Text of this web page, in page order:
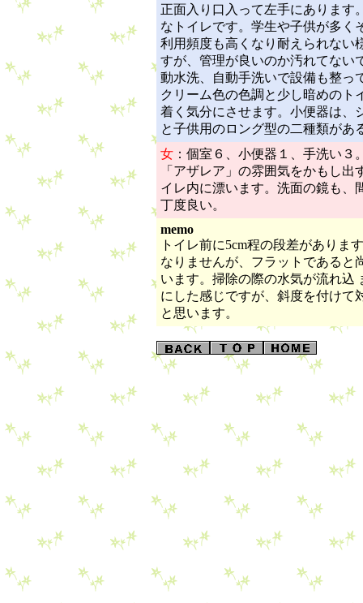
正面入り口入って左手にあります
なトイレです。学生や子供が多く
利用頻度も高くなり耐えられない
すが、管理が良いのか汚れてない
動水洗、自動手洗いで設備も整っ
クリーム色の色調と少し暗めのト
着く気分にさせます。小便器は、
と子供用のロング型の二種類があ
女 ：個室６、小便器１、手洗い３
「アザレア」の雰囲気をかもし出
イレ内に漂います。洗面の鏡も、
丁度良い。
memo
トイレ前に5cm程の段差がありま
なりませんが、フラットであると
います。掃除の際の水気が流れ込
にした感じですが、斜度を付けて
と思います。